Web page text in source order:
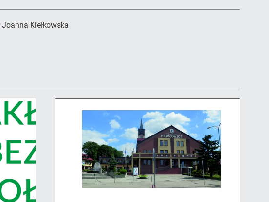
Joanna Kiełkowska